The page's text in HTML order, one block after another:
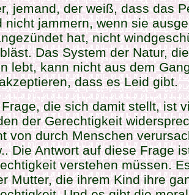
jemand, der weiß, dass das
nicht jammern, wenn sie
hat, nicht
Das System der Natur,
lebt, kann nicht aus dem
dass es Leid gibt.
die sich damit stellt, ist
der Gerechtigkeit
von durch Menschen
Die Antwort auf diese Frage
verstehen müssen.
Mutter, die ihrem Kind ihre